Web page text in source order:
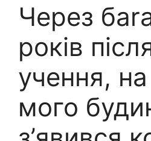
Через
років
учення, на
мого